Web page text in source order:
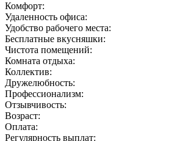
Комфорт:
Удаленность офиса:
Удобство рабочего места:
Бесплатные вкусняшки:
Чистота помещений:
Комната отдыха:
Коллектив:
Дружелюбность:
Профессионализм:
Отзывчивость:
Возраст:
Оплата:
Регулярность выплат: